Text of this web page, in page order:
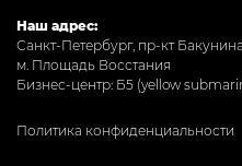
Наш адрес:
Санкт-Петербург, пр-кт
м. Площадь Восстания
Бизнес-центр: Б5 (yellow
Политика конфиденциальности